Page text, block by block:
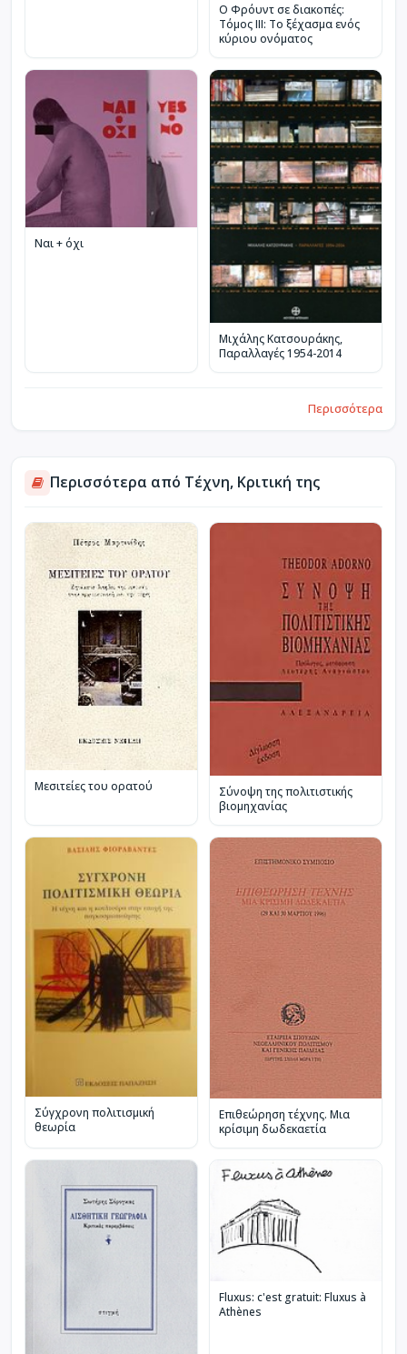
Ο Φρόυντ σε διακοπές:
Τόμος ΙΙΙ: Το ξέχασμα ενός
κύριου ονόματος
Ναι + όχι
Μιχάλης Κατσουράκης,
Παραλλαγές 1954-2014
Περισσότερα
Περισσότερα από Τέχνη, Κριτική της
Μεσιτείες του ορατού
Σύνοψη της πολιτιστικής
βιομηχανίας
Σύγχρονη πολιτισμική
θεωρία
Επιθεώρηση τέχνης. Μια
κρίσιμη δωδεκαετία
Fluxus: c'est gratuit: Fluxus à
Athènes